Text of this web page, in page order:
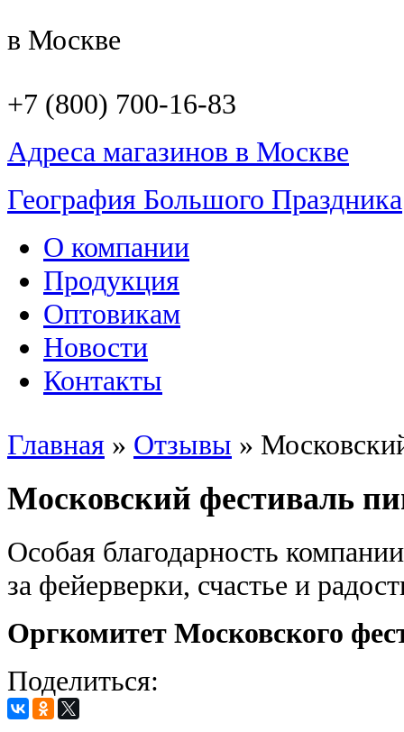
в Москве
+7 (800) 700-16-83
Адреса магазинов в Москве
География Большого Праздника
О компании
Продукция
Оптовикам
Новости
Контакты
Главная » Отзывы »
Московский фестиваль
Особая благодарность
за фейерверки, счастье и
Оргкомитет Московского
Поделиться: